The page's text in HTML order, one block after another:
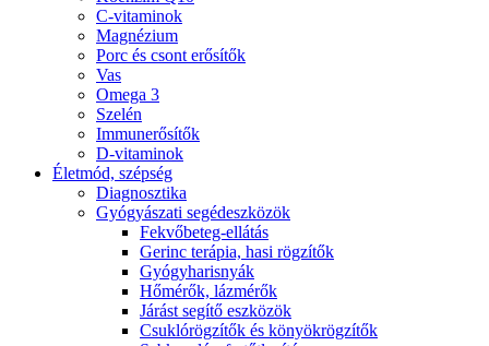
C-vitaminok
Magnézium
Porc és csont erősítők
Vas
Omega 3
Szelén
Immunerősítők
D-vitaminok
Életmód, szépség
Diagnosztika
Gyógyászati segédeszközök
Fekvőbeteg-ellátás
Gerinc terápia, hasi rögzítők
Gyógyharisnyák
Hőmérők, lázmérők
Járást segítő eszközök
Csuklórögzítők és könyökrögzítők